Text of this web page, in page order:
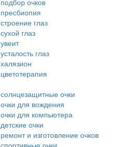
подбор очков
пресбиопия
строение глаз
сухой глаз
увеит
усталость глаз
халязион
цветотерапия
солнцезащитные очки
очки для вождения
очки для компьютера
детские очки
ремонт и изготовление очков